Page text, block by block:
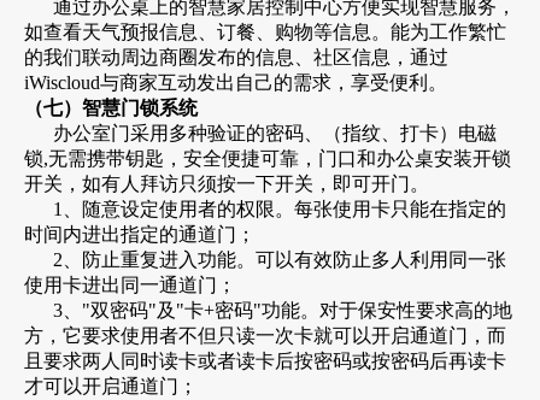
通过办公桌上的智慧家居控制中心方便实现智慧服务，
如查看天气预报信息、订餐、购物等信息。能为工作繁忙
的我们联动周边商圈发布的信息、社区信息，通过
iWiscloud与商家互动发出自己的需求，享受便利。
（七）智慧门锁系统
办公室门采用多种验证的密码、（指纹、打卡）电磁
锁,无需携带钥匙，安全便捷可靠，门口和办公桌安装开锁
开关，如有人拜访只须按一下开关，即可开门。
1、随意设定使用者的权限。每张使用卡只能在指定的
时间内进出指定的通道门；
2、防止重复进入功能。可以有效防止多人利用同一张
使用卡进出同一通道门；
3、"双密码"及"卡+密码"功能。对于保安性要求高的地
方，它要求使用者不但只读一次卡就可以开启通道门，而
且要求两人同时读卡或者读卡后按密码或按密码后再读卡
才可以开启通道门；